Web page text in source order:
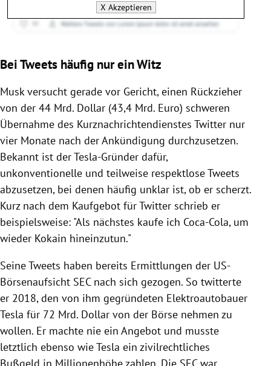
X Akzeptieren
Bei Tweets häufig nur ein Witz
Musk versucht gerade vor Gericht, einen Rückzieher
von der 44 Mrd. Dollar (43,4 Mrd. Euro) schweren
Übernahme des Kurznachrichtendienstes Twitter nur
vier Monate nach der Ankündigung durchzusetzen.
Bekannt ist der Tesla-Gründer dafür,
unkonventionelle und teilweise respektlose Tweets
abzusetzen, bei denen häufig unklar ist, ob er scherzt.
Kurz nach dem Kaufgebot für Twitter schrieb er
beispielsweise: "Als nächstes kaufe ich Coca-Cola, um
wieder Kokain hineinzutun."
Seine Tweets haben bereits Ermittlungen der US-
Börsenaufsicht SEC nach sich gezogen. So twitterte
er 2018, den von ihm gegründeten Elektroautobauer
Tesla für 72 Mrd. Dollar von der Börse nehmen zu
wollen. Er machte nie ein Angebot und musste
letztlich ebenso wie Tesla ein zivilrechtliches
Bußgeld in Millionenhöhe zahlen. Die SEC war